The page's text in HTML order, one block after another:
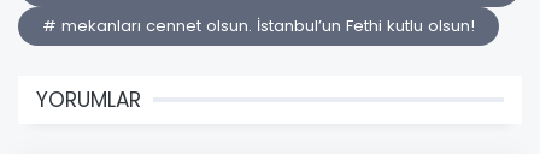
# mekanları cennet olsun. İstanbul’un Fethi kutlu olsun!
YORUMLAR